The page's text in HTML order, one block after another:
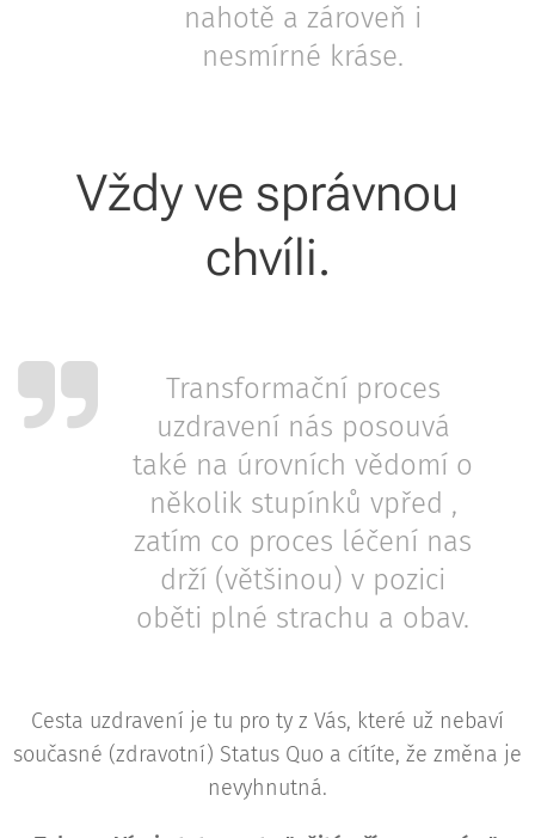
nahotě a zároveň i
nesmírné kráse.
Vždy ve správnou
chvíli.
Transformační proces
uzdravení nás posouvá
také na úrovních vědomí o
několik stupínků vpřed ,
zatím co proces léčení nas
drží (většinou) v pozici
oběti plné strachu a obav.
Cesta uzdravení je tu pro ty z Vás, které už nebaví
současné (zdravotní) Status Quo a cítíte, že změna je
nevyhnutná.